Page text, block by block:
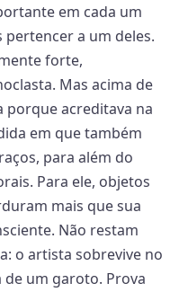
em cada um
pertencer a um deles.
forte,
Mas acima de
porque acreditava na
em que também
para além do
Para ele, objetos
mais que sua
Não restam
o artista sobrevive no
um garoto. Prova